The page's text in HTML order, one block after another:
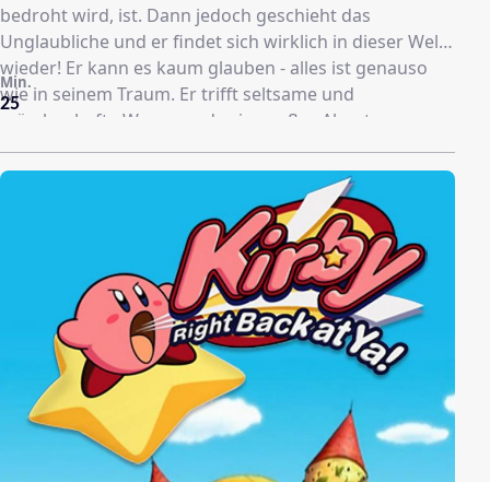
bedroht wird, ist. Dann jedoch geschieht das
Unglaubliche und er findet sich wirklich in dieser Welt
wieder! Er kann es kaum glauben - alles ist genauso
wie in seinem Traum. Er trifft seltsame und
märchenhafte Wesen und sein großes Abenteuer
beginnt.
25
Min.